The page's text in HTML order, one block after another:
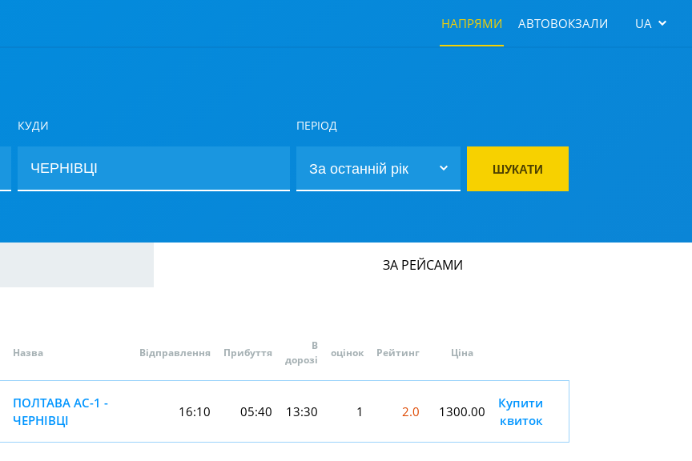
НАПРЯМИ АВТОВОКЗАЛИ UA
КУДИ ПЕРІОД
ШУКАТИ
ЗА РЕЙСАМИ
Назва Відправлення Прибуття
В
дорозі
оцінок Рейтинг Ціна
ПОЛТАВА АС-1 -
ЧЕРНIВЦI
16:10 05:40 13:30 1 2.0 1300.00
Купити
квиток